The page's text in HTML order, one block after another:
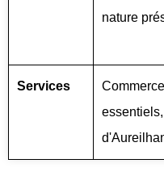
nature
Services